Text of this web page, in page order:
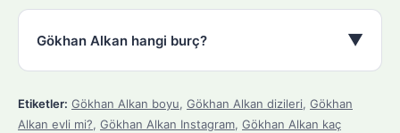
Gökhan Alkan hangi burç? ▼
Etiketler: Gökhan Alkan boyu, Gökhan Alkan dizileri, Gökhan
Alkan evli mi?, Gökhan Alkan Instagram, Gökhan Alkan kaç